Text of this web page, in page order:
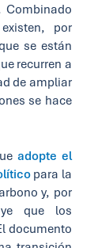
Combinado
por
se están
recurren a
de ampliar
se hace
adopte el
para la
y, por
que los
documento